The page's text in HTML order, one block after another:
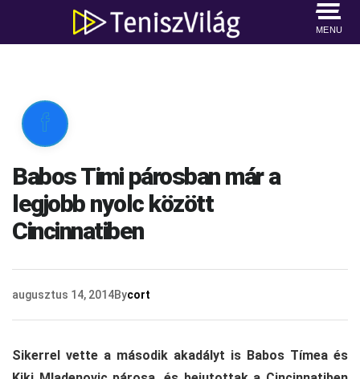
MENU

Babos Timi párosban már a
legjobb nyolc között
Cincinnatiben
augusztus 14, 2014Bycort
Sikerrel vette a második akadályt is Babos Tímea és